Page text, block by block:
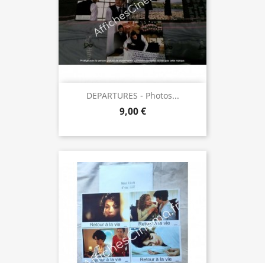
DEPARTURES - Photos...
9,00 €